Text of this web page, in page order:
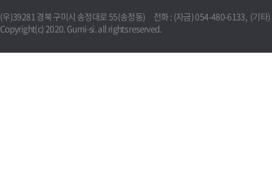
(우)39281 경북 구미시 송정대로 55(송정동) 전화 : (자금) 054-480-6133, (기타
Copyright(c) 2020. Gumi-si. all rights reserved.